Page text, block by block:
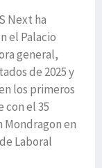
Next ha
el Palacio
general,
de 2025 y
los primeros
con el 35
Mondragon en
Laboral